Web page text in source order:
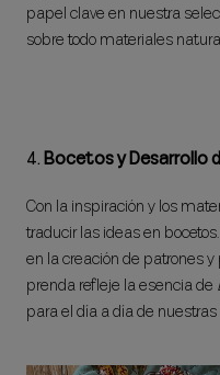
papel clave en nuestra
sobre todo materiales
4.Bocetos y Desarrollo
Con la inspiración y los
traducir las ideas en
en la creación de patrones
prenda refleje la esencia de
para el día a día de